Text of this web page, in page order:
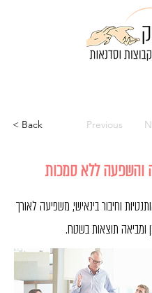
< Back Previous
והשפעה ללא סמכות
וחיבור בינאישי, משפיעה לאורך
ומביאה תוצאות בשטח.